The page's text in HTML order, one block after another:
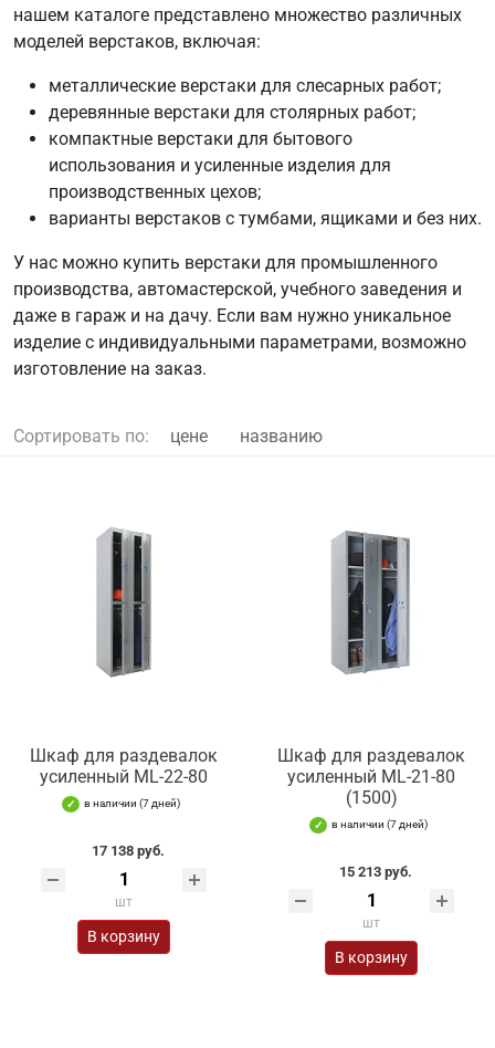
нашем каталоге представлено множество различных
моделей верстаков, включая:
металлические верстаки для слесарных работ;
деревянные верстаки для столярных работ;
компактные верстаки для бытового
использования и усиленные изделия для
производственных цехов;
варианты верстаков с тумбами, ящиками и без них.
У нас можно купить верстаки для промышленного
производства, автомастерской, учебного заведения и
даже в гараж и на дачу. Если вам нужно уникальное
изделие с индивидуальными параметрами, возможно
изготовление на заказ.
Сортировать по: цене названию
Шкаф для раздевалок
усиленный ML-22-80
в наличии (7 дней)
17 138 руб.
шт
В корзину
Шкаф для раздевалок
усиленный ML-21-80
(1500)
в наличии (7 дней)
15 213 руб.
шт
В корзину